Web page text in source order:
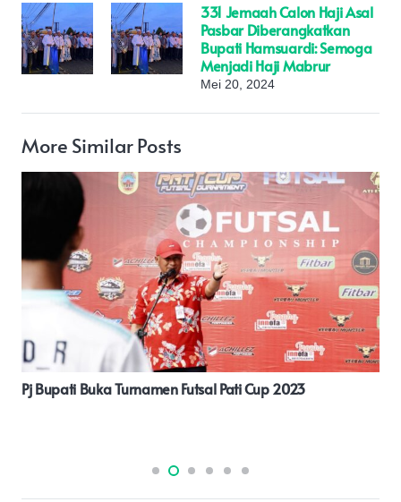
331 Jemaah Calon Haji Asal
Pasbar Diberangkatkan
Bupati Hamsuardi: Semoga
Menjadi Haji Mabrur
Mei 20, 2024
More Similar Posts
Jalin Silaturahmi Wartawan Kompasnews, Berdialog